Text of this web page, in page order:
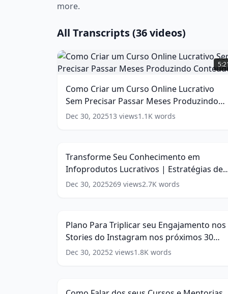
more.
All Transcripts (36videos)
Como
Criar
um
Online
Lucrativo
Sem
Precisar
Produzindo
Conteúdo
words)
Como Criar um Curso Online Lucrativo
Sem Precisar Passar Meses Produzindo
Conteúdo (12 words)
Dec 30, 202513 views1.1K words
Transforme
Infoprodutos
Lucrativos
|
Estratégias
Online
(11
Transforme Seu Conhecimento em
Infoprodutos Lucrativos | Estratégias de
Venda Online
(11words)
Dec 30, 2025269 views2.7K words
Plano
Engajamento
nos
Stories
do
próximos
Plano Para Triplicar seu Engajamento nos
Stories do Instagram nos próximos 30
dias (13words)
Dec 30, 20252 views1.8K words
Como